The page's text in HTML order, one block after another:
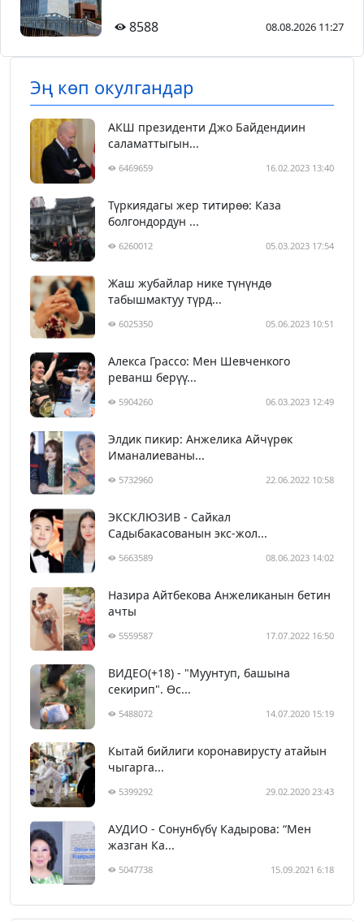
8588 08.08.2026 11:27
Эң көп окулгандар
АКШ президенти Джо Байдендиин
саламаттыгын...
6469659 16.02.2023 13:40
Түркиядагы жер титирөө: Каза
болгондордун ...
6260012 05.03.2023 17:54
Жаш жубайлар нике түнүндө
табышмактуу түрд...
6025350 05.06.2023 10:51
Алекса Грассо: Мен Шевченкого
реванш берүү...
5904260 06.03.2023 12:49
Элдик пикир: Анжелика Айчүрөк
Иманалиеваны...
5732960 22.06.2022 10:58
ЭКСКЛЮЗИВ - Сайкал
Садыбакасованын экс-жол...
5663589 08.06.2023 14:02
Назира Айтбекова Анжеликанын бетин
ачты
5559587 17.07.2022 16:50
ВИДЕО(+18) - "Муунтуп, башына
секирип". Өс...
5488072 14.07.2020 15:19
Кытай бийлиги коронавирусту атайын
чыгарга...
5399292 29.02.2020 23:43
АУДИО - Сонунбүбү Кадырова: “Мен
жазган Ка...
5047738 15.09.2021 6:18